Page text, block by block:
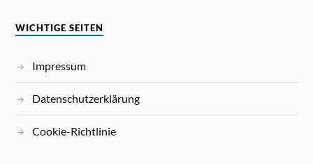
WICHTIGE SEITEN
Impressum
Datenschutzerklärung
Cookie-Richtlinie